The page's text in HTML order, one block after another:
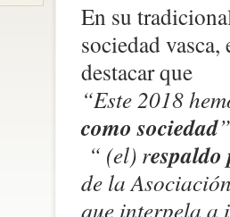
En su
sociedad
destacar que
“Este 2018
como sociedad”
“ (el) r
de la
que interpela a